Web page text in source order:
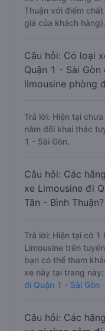
Thuận với điểm
giá của khách hàng).
Câu hỏi: Có loại
Quận 1 - Sài
limousine phòng
Trả lời: Hiện tại
nằm đôi khai thác
1 - Sài Gòn.
Câu hỏi: Các
xe Limousine đi
Tân - Bình Thuận?
Trả lời: Hiện tại có
Limousine trên
bạn có thể tham
xe này tại trang này:
đi Quận 1 - Sài Gòn
Câu hỏi: Các